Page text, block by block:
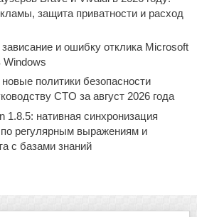
защита приватности и расход
зависание и ошибку отклика Microsoft
Windows
новые политики безопасности
CTO за август 2026 года
1.8.5: нативная синхронизация
по регулярным выражениям и
с базами знаний